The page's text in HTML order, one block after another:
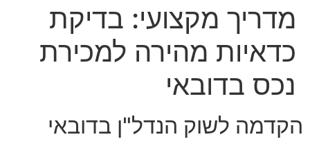
מדריך מקצועי: בדיקת
כדאיות מהירה למכירת
נכס בדובאי
הקדמה לשוק הנדל"ן בדובאי